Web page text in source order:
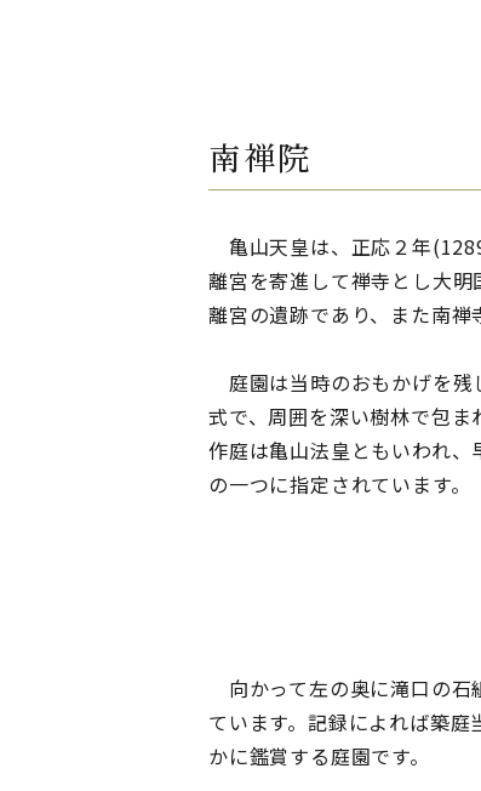
南禅院
亀山天皇は、正応２年
離宮を寄進して禅寺とし大
離宮の遺跡であり、また南禅
庭園は当時のおもかげを残
式で、周囲を深い樹林で包ま
作庭は亀山法皇ともいわれ
の一つに指定されています。
向かって左の奥に滝口の石
ています。記録によれば築
かに鑑賞する庭園です。